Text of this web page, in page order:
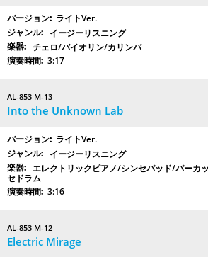
ライトVer.
イージーリスニング
チェロ/バイオリン/カリンバ
3:17
AL-853 M-13
Into the Unknown Lab
ライトVer.
イージーリスニング
エレクトリックピアノ/シンセパッド/パーカ
セドラム
3:16
AL-853 M-12
Electric Mirage